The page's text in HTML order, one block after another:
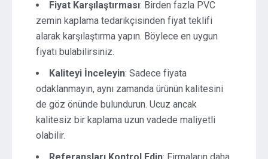
Fiyat Karşılaştırması: Birden fazla PVC
zemin kaplama tedarikçisinden fiyat teklifi
alarak karşılaştırma yapın. Böylece en uygun
fiyatı bulabilirsiniz.
Kaliteyi İnceleyin: Sadece fiyata
odaklanmayın, aynı zamanda ürünün kalitesini
de göz önünde bulundurun. Ucuz ancak
kalitesiz bir kaplama uzun vadede maliyetli
olabilir.